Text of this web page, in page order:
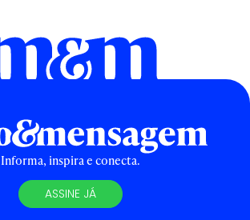
Informa, inspira e conecta.
ASSINE JÁ